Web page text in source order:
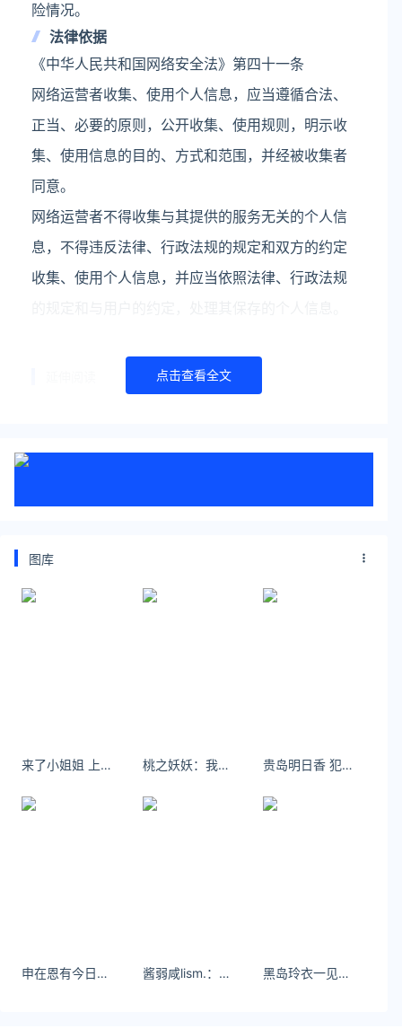
险情况。
法律依据
《中华人民共和国网络安全法》第四十一条
网络运营者收集、使用个人信息，应当遵循合法、
正当、必要的原则，公开收集、使用规则，明示收
集、使用信息的目的、方式和范围，并经被收集者
同意。
网络运营者不得收集与其提供的服务无关的个人信
息，不得违反法律、行政法规的规定和双方的约定
收集、使用个人信息，并应当依照法律、行政法规
10日，娃哈哈集团召开
迪迪不畏7天掉粉10万 曾问黄子韬"会和老婆离
陈睿卸任哔哩哔哩电竞公司法定代表人！由林青
友情链接：
点击查看全文
图库
来了小姐姐 上茶艺 桃之妖妖：我们下辈子也做好朋友吧。 贵岛明日香 犯规级别的可爱”和令人惊讶的扮装
申在恩有今日的努力，怎有以后的辉煌。 酱弱咸lism.：抛开我的缺点不谈 不全是优点吗 #气质女人 #御姐 #天蝎#舒胡蕾#RICHINCHEESE 黑岛玲衣一见钟情大概就是看到你的第一眼，就想跟你有故事